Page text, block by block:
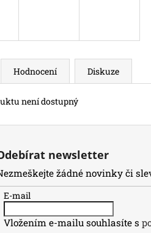
Hodnocení Diskuze
není dostupný
newsletter
žádné novinky či
E-mail
Vložením e-mailu souhlasíte s